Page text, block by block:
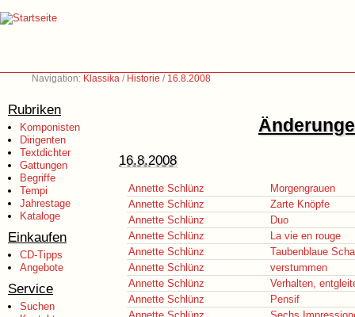
Navigation: Klassika / Historie / 16.8.2008
Rubriken
Komponisten
Dirigenten
Textdichter
Gattungen
Begriffe
Tempi
Jahrestage
Kataloge
Einkaufen
CD-Tipps
Angebote
Service
Suchen
16.8.2008
Annette Schlünz
Morgengrauen
Annette Schlünz
Zarte Knöpfe
Annette Schlünz
Duo
Annette Schlünz
La vie en rouge
Annette Schlünz
Taubenblaue
Annette Schlünz
verstummen
Annette Schlünz
Verhalten,
Annette Schlünz
Pensif